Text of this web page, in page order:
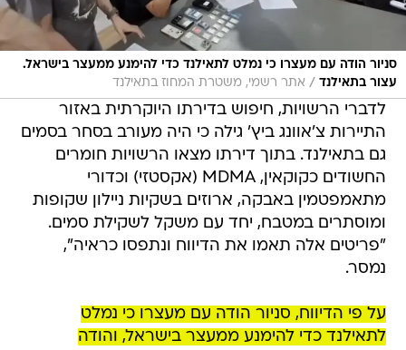
סניור הודה עם מעצרו כי נמלט לתאילנד כדי להימנע ממעצר בישראל.
עצור בתאילנד / אתר רשמי, משטרת המחוז בתאילנד
לדברי הרשויות, חיפוש בדירתו היוקרתית באזור
התיירות צ'אוונג ביץ' גילה כי היה מעורב בסחר בסמים
גם בתאילנד. בתוך דירתו מצאו הרשויות חומרים
החשודים כקוקאין, MDMA (אקסטזי) וכדורי
מתאמפטמין באבקה, ארוזים בשקיות ניילון שקופות
ומוסתרים במטבח, יחד עם משקל לשקילת סמים.
"פריטים אלה תאמו את הדיווח ונתפסו כראיה",
נמסר.
על פי הדיווח, סניור הודה עם מעצרו כי נמלט
לתאילנד כדי להימנע ממעצר בישראל, והודה